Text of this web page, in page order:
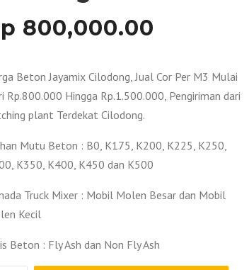
800,000.00
Beton Jayamix Cilodong, Jual Cor Per M3 Mulai
Rp.800.000 Hingga Rp.1.500.000, Pengiriman dari
plant Terdekat Cilodong.
Mutu Beton : B0, K175, K200, K225, K250,
K350, K400, K450 dan K500
Truck Mixer : Mobil Molen Besar dan Mobil
Kecil
Beton : Fly Ash dan Non Fly Ash